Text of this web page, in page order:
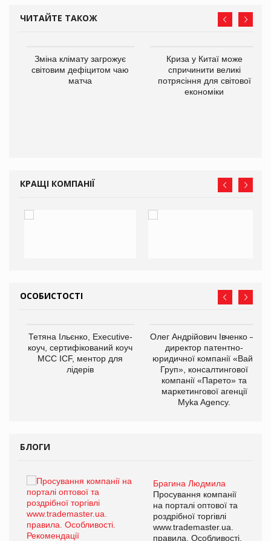
ЧИТАЙТЕ ТАКОЖ
Зміна клімату загрожує
світовим дефіцитом чаю
матча
Криза у Китаї може
спричинити великі
потрясіння для світової
економіки
КРАЩІ КОМПАНІЇ
ОСОБИСТОСТІ
Тетяна Ільєнко, Executive-
коуч, сертифікований коуч
МСС ICF, ментор для
лідерів
Олег Андрійович Івченко —
директор патентно-
юридичної компанії «Вайз
Груп», консалтингової
компанії «Парето» та
маркетингової агенції
Myka Agency.
БЛОГИ
Брагина Людмила
Просування компанії
на порталі оптової та
роздрібної торгівлі
www.trademaster.ua.
правила. Особливості.